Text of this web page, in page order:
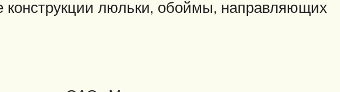
люльки, обоймы, направляющих